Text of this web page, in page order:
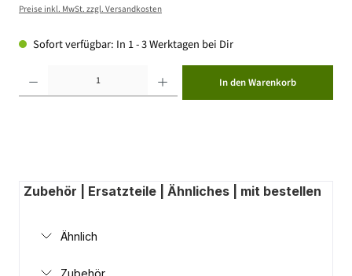
Preise inkl. MwSt. zzgl. Versandkosten
Sofort verfügbar: In 1 - 3 Werktagen bei Dir
In den Warenkorb
Zubehör | Ersatzteile | Ähnliches | mit bestellen
Ähnlich
Zubehör